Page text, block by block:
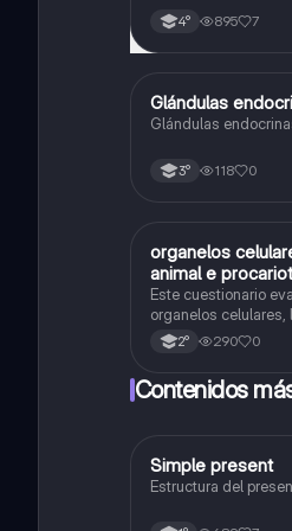
4° 895 7
Biología
Glándulas
Glándulas
3° 118 0
OBiología
organelos
animal e
Este cuestionario
organelos
vegetal) y las
2° 290 0
Contenidos
Inglés
Simple present
Estructura del